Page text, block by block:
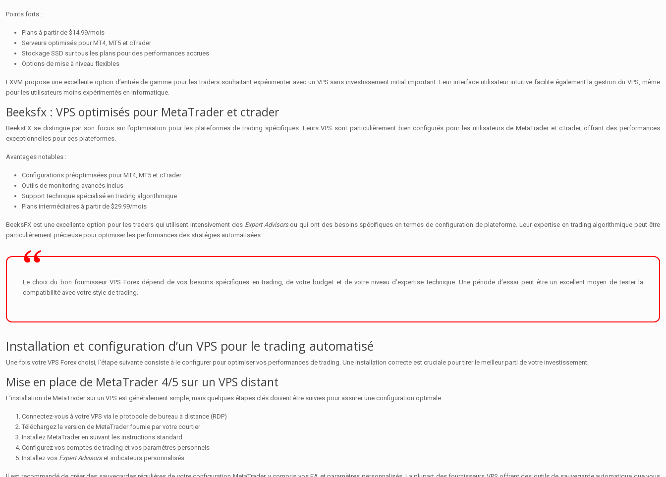
Points forts :
Plans à partir de $14.99/mois
Serveurs optimisés pour MT4, MT5 et cTrader
Stockage SSD sur tous les plans pour des performances accrues
Options de mise à niveau flexibles
FXVM propose une excellente option d’entrée de gamme pour les traders souhaitant expérimenter avec un VPS sans investissement initial important. Leur interface utilisateur intuitive facilite également la gestion du VPS, même
pour les utilisateurs moins expérimentés en informatique.
Beeksfx : VPS optimisés pour MetaTrader et ctrader
BeeksFX se distingue par son focus sur l’optimisation pour les plateformes de trading spécifiques. Leurs VPS sont particulièrement bien configurés pour les utilisateurs de MetaTrader et cTrader, offrant des performances
exceptionnelles pour ces plateformes.
Avantages notables :
Configurations préoptimisées pour MT4, MT5 et cTrader
Outils de monitoring avancés inclus
Support technique spécialisé en trading algorithmique
Plans intermédiaires à partir de $29.99/mois
BeeksFX est une excellente option pour les traders qui utilisent intensivement des Expert Advisors ou qui ont des besoins spécifiques en termes de configuration de plateforme. Leur expertise en trading algorithmique peut être
particulièrement précieuse pour optimiser les performances des stratégies automatisées.
Le choix du bon fournisseur VPS Forex dépend de vos besoins spécifiques en trading, de votre budget et de votre niveau d’expertise technique. Une période d’essai peut être un excellent moyen de tester la
compatibilité avec votre style de trading.
Installation et configuration d’un VPS pour le trading automatisé
Une fois votre VPS Forex choisi, l’étape suivante consiste à le configurer pour optimiser vos performances de trading. Une installation correcte est cruciale pour tirer le meilleur parti de votre investissement.
Mise en place de MetaTrader 4/5 sur un VPS distant
L’installation de MetaTrader sur un VPS est généralement simple, mais quelques étapes clés doivent être suivies pour assurer une configuration optimale :
Connectez-vous à votre VPS via le protocole de bureau à distance (RDP)
Téléchargez la version de MetaTrader fournie par votre courtier
Installez MetaTrader en suivant les instructions standard
Configurez vos comptes de trading et vos paramètres personnels
Installez vos Expert Advisors et indicateurs personnalisés